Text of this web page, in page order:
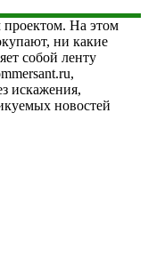
проектом. На этом
ни какие
собой ленту
искажения,
новостей